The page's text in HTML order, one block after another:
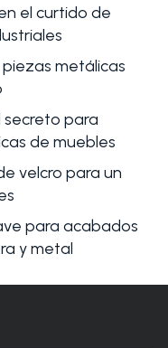
el curtido de
metálicas
secreto para
de muebles
velcro para un
para acabados
y metal